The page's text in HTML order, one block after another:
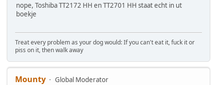
nope, Toshiba TT2172 HH en TT2701 HH staat echt in ut
boekje
Treat every problem as your dog would: If you can't eat it, fuck it or
piss on it, then walk away
Mounty
Global Moderator